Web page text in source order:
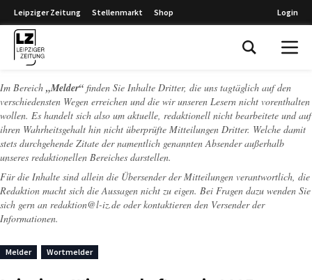
Leipziger Zeitung Stellenmarkt Shop Login
Im Bereich „Melder“ finden Sie Inhalte Dritter, die uns tagtäglich auf den
verschiedensten Wegen erreichen und die wir unseren Lesern nicht vorenthalten
wollen. Es handelt sich also um aktuelle, redaktionell nicht bearbeitete und auf
ihren Wahrheitsgehalt hin nicht überprüfte Mitteilungen Dritter. Welche damit
stets durchgehende Zitate der namentlich genannten Absender außerhalb
unseres redaktionellen Bereiches darstellen.
Für die Inhalte sind allein die Übersender der Mitteilungen verantwortlich, die
Redaktion macht sich die Aussagen nicht zu eigen. Bei Fragen dazu wenden Sie
sich gern an redaktion@l-iz.de oder kontaktieren den Versender der
Informationen.
Melder Wortmelder